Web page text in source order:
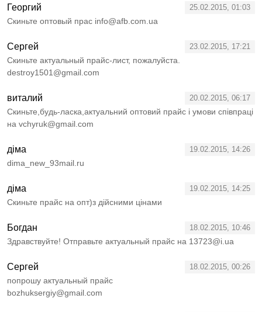
Георгий 25.02.2015, 01:03
Скиньте оптовый прас info@afb.com.ua
Сергей 23.02.2015, 17:21
Скиньте актуальный прайс-лист, пожалуйста.
destroy1501@gmail.com
виталий 20.02.2015, 06:17
Скиньте,будь-ласка,актуальний оптовий прайс і умови співпраці
на vchyruk@gmail.com
діма 19.02.2015, 14:26
dima_new_93mail.ru
діма 19.02.2015, 14:25
Скиньте прайс на опт)з дійсними цінами
Богдан 18.02.2015, 10:46
Здравствуйте! Отправьте актуальный прайс на 13723@i.ua
Сергей 18.02.2015, 00:26
попрошу актуальный прайс
bozhuksergiy@gmail.com